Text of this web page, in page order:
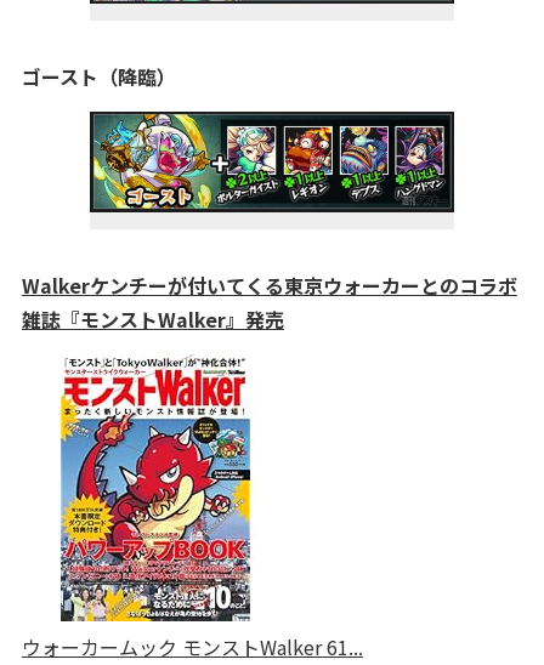
ゴースト（降臨）
Walkerケンチーが付いてくる東京ウォーカーとのコラボ
雑誌『モンストWalker』発売
ウォーカームック モンストWalker 61...